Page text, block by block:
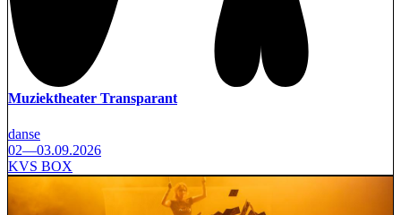
Muziektheater Transparant
danse
02—03.09.2026
KVS BOX